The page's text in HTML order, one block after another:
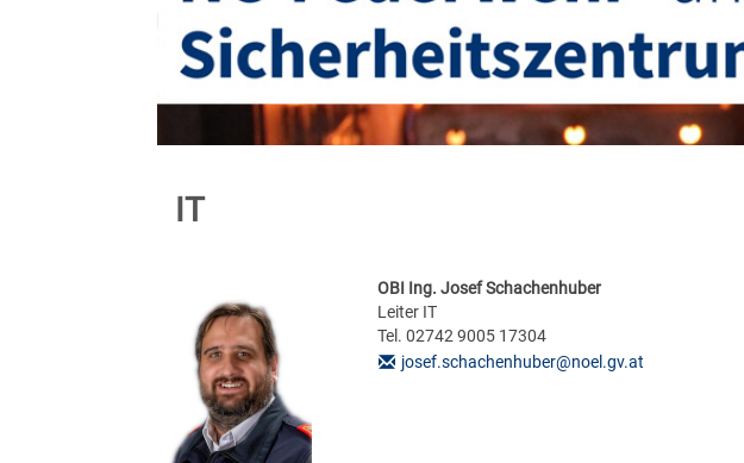
IT
OBI Ing. Josef Schachenhuber
Leiter IT
Tel. 02742 9005 17304
josef.schachenhuber@noel.gv.at